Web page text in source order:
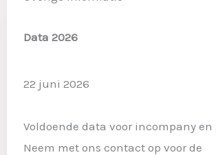
Data 2026
22 juni 2026
Voldoende data voor incompany en
Neem met ons contact op voor de